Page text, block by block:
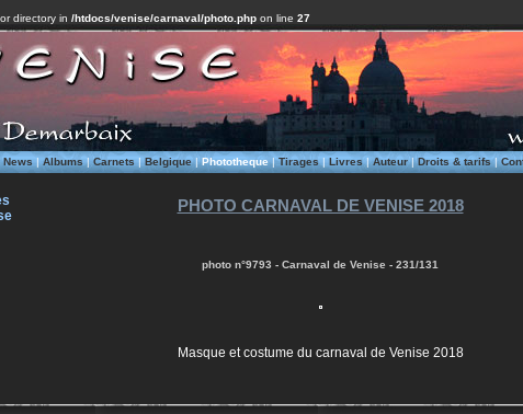
directory in /htdocs/venise/carnaval/photo.php on line 27
News| Albums| Carnets|Belgique|Phototheque|Tirages|Livres|Auteur|Droits & tarifs|
PHOTO CARNAVAL DE VENISE 2018
photo n°9793 - Carnaval de Venise - 231/131
Masque et costume du carnaval de Venise 2018